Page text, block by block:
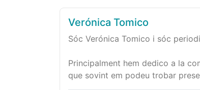
Verónica Tomico
Sóc Verónica Tomico i sóc
Principalment hem dedico a la
que sovint em podeu trobar